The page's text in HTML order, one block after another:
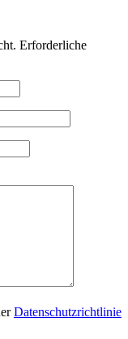
Erforderliche
Datenschutzrichtlinie